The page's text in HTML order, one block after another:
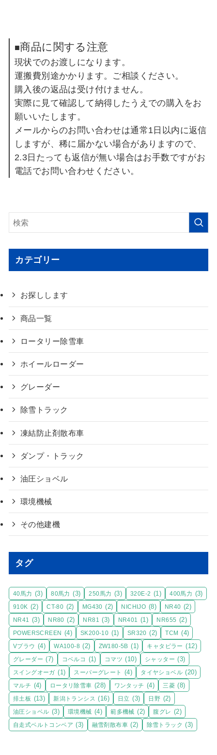
■商品に関する注意
現状でのお渡しになります。
運搬費別途かかります。ご相談ください。
購入後の返品は受け付けません。
実際に見て確認して納得したうえでの購入をお
願いいたします。
メールからのお問い合わせは通常1日以内に返信
しますが、稀に届かない場合がありますので、
2.3日たっても返信が無い場合はお手数ですがお
電話でお問い合わせください。
カテゴリー
お探しします
商品一覧
ロータリー除雪車
ホイールローダー
グレーダー
除雪トラック
凍結防止剤散布車
ダンプ・トラック
油圧ショベル
環境機械
その他建機
タグ
40馬力 (3) 80馬力 (3) 250馬力 (3) 320E-2 (1) 400馬力 (3)
910K (2) CT-80 (2) MG430 (2) NICHIJO (8) NR40 (2)
NR41 (3) NR80 (2) NR81 (3) NR401 (1) NR655 (2)
POWERSCREEN (4) SK200-10 (1) SR320 (2) TCM (4)
Vプラウ (4) WA100-8 (2) ZW180-5B (1) キャタピラー (12)
グレーダー (7) コベルコ (1) コマツ (10) シャッター (3)
スイングオーガ (1) スーパーグレート (4) タイヤショベル (20)
マルチ (4) ロータリ除雪車 (28) ワンタッチ (4) 三菱 (8)
排土板 (13) 新潟トランシス (16) 日立 (3) 日野 (2)
油圧ショベル (3) 環境機械 (4) 範多機械 (2) 腹グレ (2)
自走式ベルトコンベア (3) 融雪剤散布車 (2) 除雪トラック (3)